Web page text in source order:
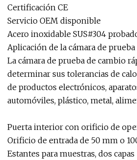
Certificación CE
Servicio OEM disponible
Acero inoxidable SUS#304
Aplicación de la cámara de
La cámara de prueba de cambio
determinar sus tolerancias de
de productos electrónicos,
automóviles, plástico, metal,
Puerta interior con orificio de
Orificio de entrada de 50 mm o
Estantes para muestras, dos capas